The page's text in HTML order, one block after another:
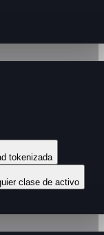
tokenizada
clase de activo